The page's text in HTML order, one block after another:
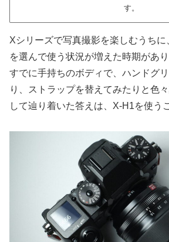
す。
Xシリーズで写真撮影を楽しむうち
を選んで使う状況が増えた時期があ
すでに手持ちのボディで、ハンドグ
り、ストラップを替えてみたりと色
して辿り着いた答えは、X-H1を使う